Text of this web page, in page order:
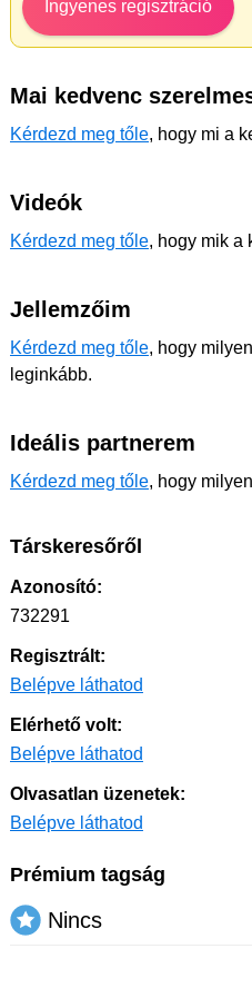
Ingyenes regisztráció
Mai kedvenc
Kérdezd meg tőle, hogy mi a
Videók
Kérdezd meg tőle, hogy mik a
Jellemzőim
Kérdezd meg tőle, hogy
leginkább.
Ideális partnerem
Kérdezd meg tőle, hogy
Társkeresőről
Azonosító:
732291
Regisztrált:
Belépve láthatod
Elérhető volt:
Belépve láthatod
Olvasatlan üzenetek:
Belépve láthatod
Prémium tagság
Nincs